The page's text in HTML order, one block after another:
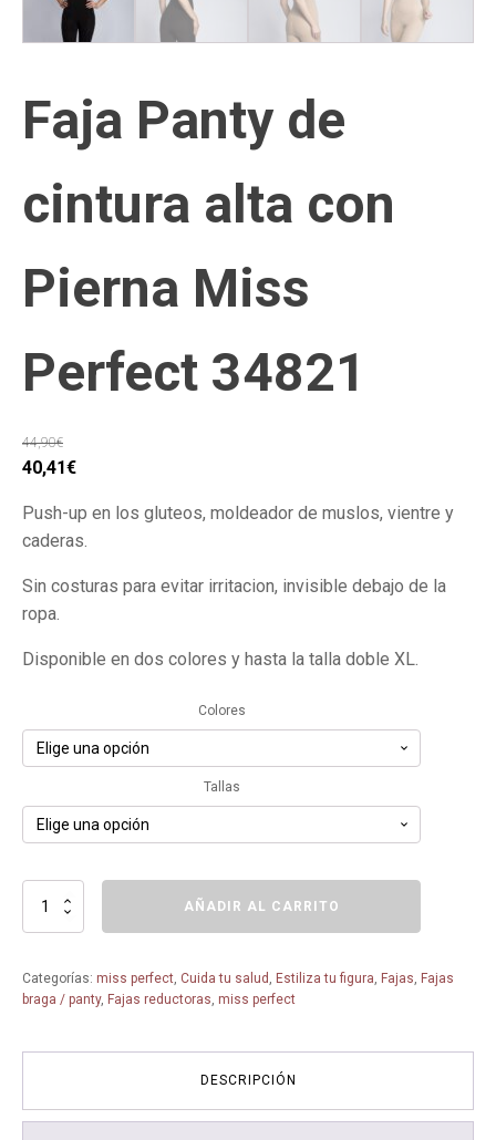
Faja Panty de
cintura alta con
Pierna Miss
Perfect 34821
44,90€
El
original
era:
44,90€.
40,41€El
actual
es:
40,41€.
Push-up en los gluteos, moldeador de muslos, vientre y
caderas.
Sin costuras para evitar irritacion, invisible debajo de la
ropa.
Disponible en dos colores y hasta la talla doble XL.
Colores
Tallas
Faja
alta
con
cantidad
AÑADIR AL CARRITO
Categorías: miss perfect Cuida tu salud Estiliza tu figura Fajas Fajas
braga / panty, Fajas reductoras miss perfect
DESCRIPCIÓN